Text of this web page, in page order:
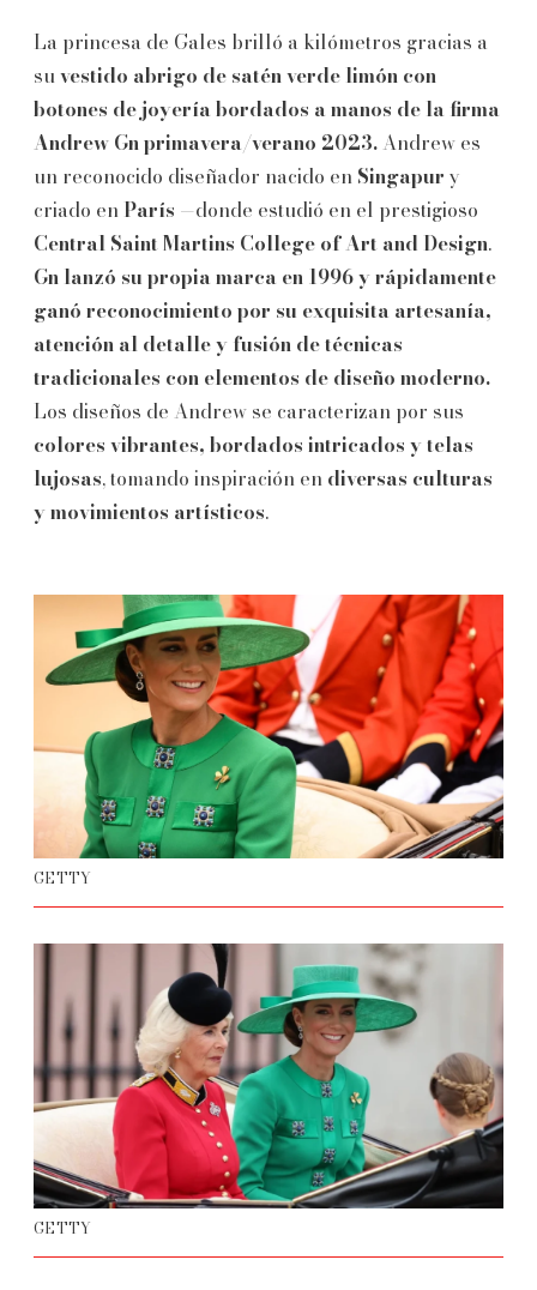
La princesa de Gales brilló a kilómetros gracias a
suvestido abrigo de satén verde limón con
botones de joyería bordados a manos de la firma
Andrew Gn primavera/verano 2023.Andrew es
un reconocido diseñador nacido en Singapur y
criado en París —donde estudió en el prestigioso
Central Saint Martins College of Art and Design.
Gn lanzó su propia marca en 1996 y rápidamente
ganó reconocimiento por su exquisita artesanía,
atención al detalle y fusión de técnicas
tradicionales con elementos de diseño moderno.
Los diseños de Andrew se caracterizan por sus
colores vibrantes, bordados intricados y telas
lujosas, tomando inspiración en diversas culturas
y movimientos artísticos.
GETTY
GETTY